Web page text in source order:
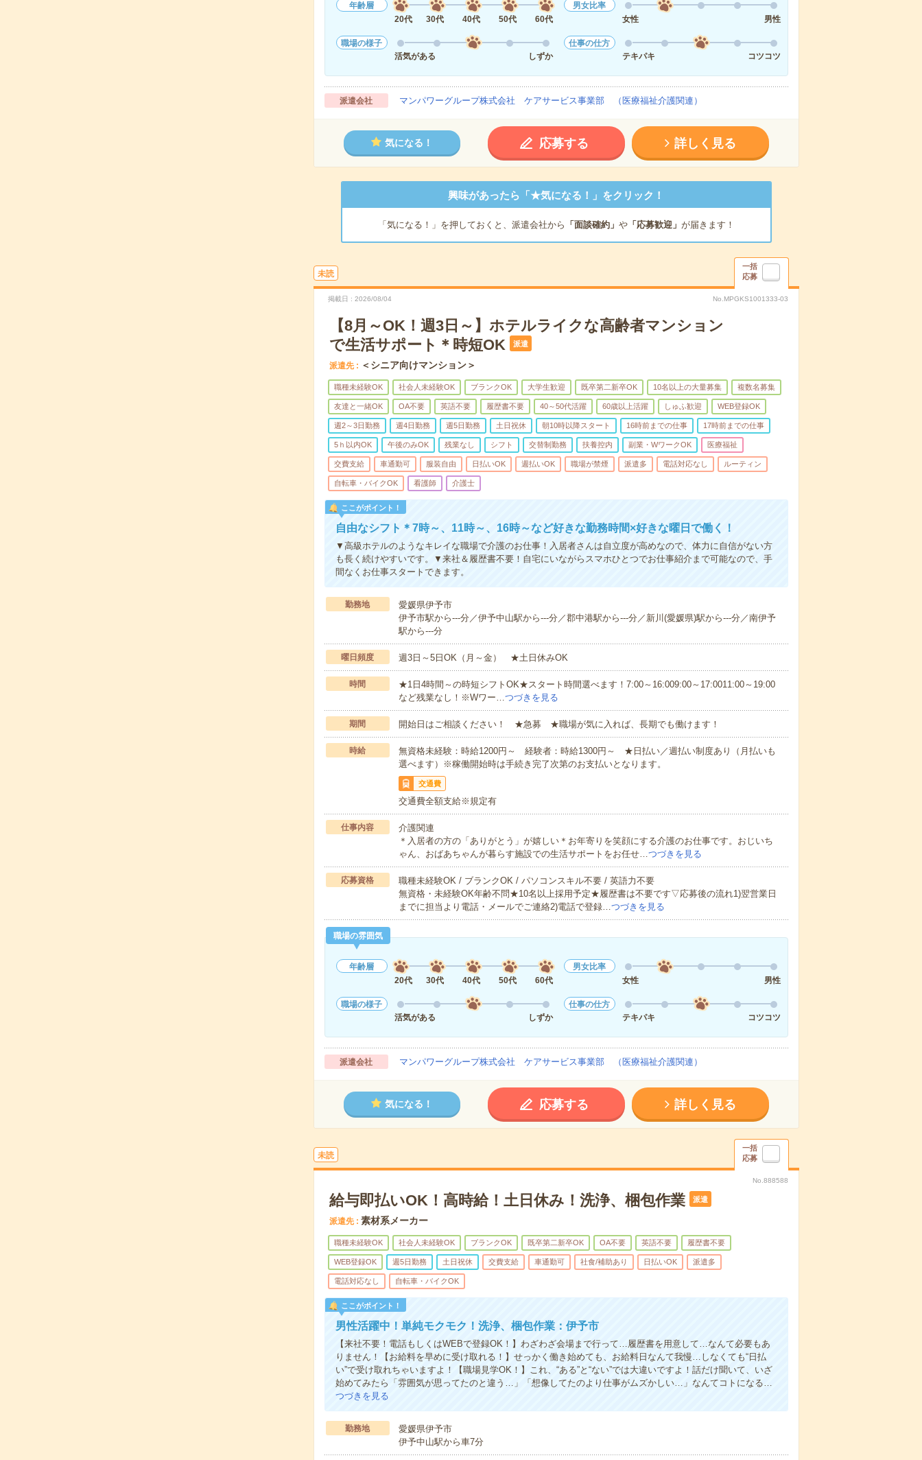
年齢層
20代
30代 40代 50代 60代
男女比率
女性
男性
職場の様子
活気がある
しずか
仕事の仕方
テキパキ
コツコツ
派遣会社 マンパワーグループ株式会社 ケアサービス事業部 （医療福祉介護関連）
気になる！ 応募する 詳しく見る
興味があったら「★気になる！」をクリック！
「気になる！」を押しておくと、派遣会社から 「面談確約」 や「応募歓迎」 が届きます！
未読
一括
応募
掲載日 2026/08/04 No.MPGKS1001333-03
【8月～OK！週3日～】ホテルライクな高齢者マンション
で生活サポート＊時短OK
派遣
派遣先 ＜シニア向けマンション＞
職種未経験OK 社会人未経験OK ブランクOK 大学生歓迎 既卒第二新卒OK 10名以上の大量募集 複数名募集
友達と一緒OK OA不要 英語不要 履歴書不要 40～50代活躍 60歳以上活躍 しゅふ歓迎 WEB登録OK
週2～3日勤務 週4日勤務 週5日勤務 土日祝休 朝10時以降スタート 16時前までの仕事 17時前までの仕事
5ｈ以内OK 午後のみOK 残業なし シフト 交替制勤務 扶養控内 副業・WワークOK 医療福祉
交費支給 車通勤可 服装自由 日払いOK 週払いOK 職場が禁煙 派遣多 電話対応なし ルーティン
自転車・バイクOK 看護師 介護士
ここがポイント！
自由なシフト＊7時～、11時～、16時～など好きな勤務時間×好きな曜日で働く！
▼高級ホテルのようなキレイな職場で介護のお仕事！入居者さんは自立度が高めなので、体力に自信がない方
も長く続けやすいです。▼来社＆履歴書不要！自宅にいながらスマホひとつでお仕事紹介まで可能なので、手
間なくお仕事スタートできます。
勤務地
愛媛県伊予市
伊予市駅から---分／伊予中山駅から---分／郡中港駅から---分／新川(愛媛県)駅から---分／南伊予
駅から---分
曜日頻度 週3日～5日OK（月～金） ★土日休みOK
時間
★1日4時間～の時短シフトOK★スタート時間選べます！7:00～16:009:00～17:0011:00～19:00
など残業なし！※Wワー…つづきを見る
期間 開始日はご相談ください！ ★急募 ★職場が気に入れば、長期でも働けます！
時給
無資格未経験：時給1200円～ 経験者：時給1300円～ ★日払い／週払い制度あり（月払いも
選べます）※稼働開始時は手続き完了次第のお支払いとなります。
交通費
交通費全額支給※規定有
仕事内容
介護関連
＊入居者の方の「ありがとう」が嬉しい＊お年寄りを笑顔にする介護のお仕事です。おじいち
ゃん、おばあちゃんが暮らす施設での生活サポートをお任せ…つづきを見る
応募資格
職種未経験OK / ブランクOK / パソコンスキル不要 / 英語力不要
無資格・未経験OK年齢不問★10名以上採用予定★履歴書は不要です▽応募後の流れ1)翌営業日
までに担当より電話・メールでご連絡2)電話で登録…つづきを見る
職場の雰囲気
年齢層
20代
30代 40代 50代 60代
男女比率
女性
男性
職場の様子
活気がある
しずか
仕事の仕方
テキパキ
コツコツ
派遣会社 マンパワーグループ株式会社 ケアサービス事業部 （医療福祉介護関連）
気になる！ 応募する 詳しく見る
未読
一括
応募
No.888588
給与即払いOK！高時給！土日休み！洗浄、梱包作業 派遣
派遣先 素材系メーカー
職種未経験OK 社会人未経験OK ブランクOK 既卒第二新卒OK OA不要 英語不要 履歴書不要
WEB登録OK 週5日勤務 土日祝休 交費支給 車通勤可 社食/補助あり 日払いOK 派遣多
電話対応なし 自転車・バイクOK
ここがポイント！
男性活躍中！単純モクモク！洗浄、梱包作業：伊予市
【来社不要！電話もしくはWEBで登録OK！】わざわざ会場まで行って…履歴書を用意して…なんて必要もあ
りません！【お給料を早めに受け取れる！】せっかく働き始めても、お給料日なんて我慢…しなくても“日払
い”で受け取れちゃいますよ！【職場見学OK！】これ、“ある”と“ない”では大違いですよ！話だけ聞いて、いざ
始めてみたら「雰囲気が思ってたのと違う…」「想像してたのより仕事がムズかしい…」なんてコトになる…
つづきを見る
勤務地
愛媛県伊予市
伊予中山駅から車7分